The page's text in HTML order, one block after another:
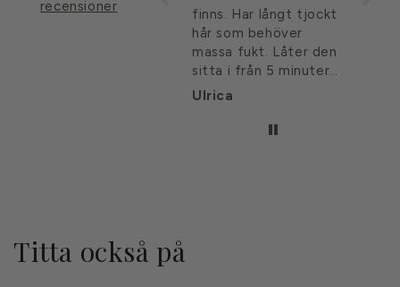
recensioner
finns. Har långt tjockt
Den bästa rent ut
sagt! Men tyvärr är
priset inte lika härligt
🥵
Maria
Titta också på